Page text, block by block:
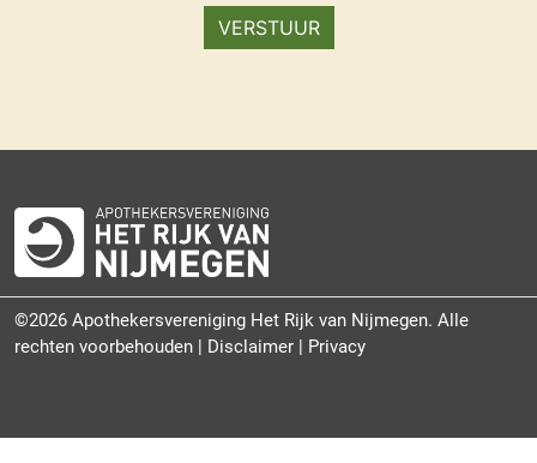
©2026 Apothekersvereniging Het Rijk van Nijmegen. Alle
rechten voorbehouden | Disclaimer | Privacy